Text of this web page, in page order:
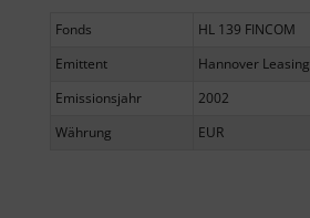
Fonds
HL 139 FINCOM
Emittent
Hannover Leasing
Emissionsjahr
2002
Währung
EUR